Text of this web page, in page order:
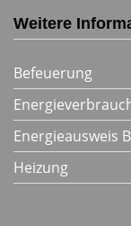
Weitere
Befeuerung
Energieausweis
Heizung